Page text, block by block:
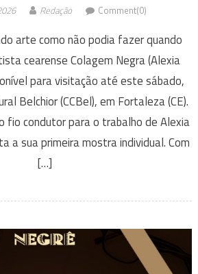
Redação Comment(0)
arte como não podia fazer quando
cearense Colagem Negra (Alexia
para visitação até este sábado,
Belchior (CCBel), em Fortaleza (CE).
fio condutor para o trabalho de Alexia
a sua primeira mostra individual. Com
[…]